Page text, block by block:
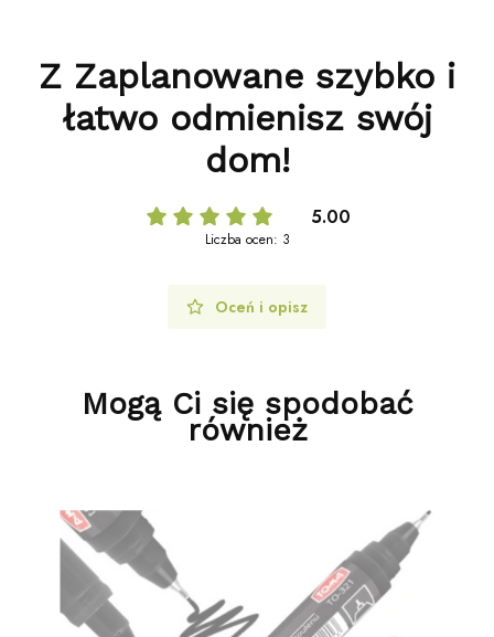
Z Zaplanowane szybko i
łatwo odmienisz swój
dom!
5.00
Liczba ocen: 3
Oceń i opisz
Mogą Ci się spodobać
również